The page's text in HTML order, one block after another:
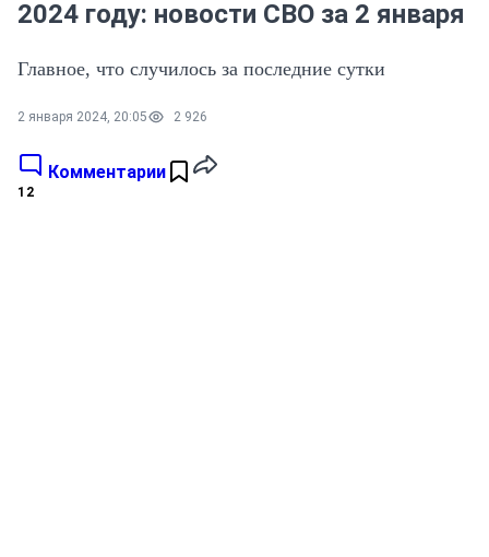
2024 году: новости СВО за 2 января
Главное, что случилось за последние сутки
2 января 2024, 20:05 2 926
Комментарии
12